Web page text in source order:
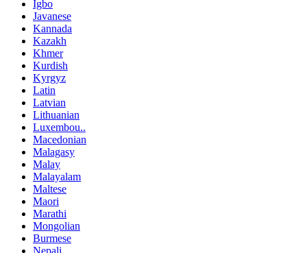
Igbo
Javanese
Kannada
Kazakh
Khmer
Kurdish
Kyrgyz
Latin
Latvian
Lithuanian
Luxembou..
Macedonian
Malagasy
Malay
Malayalam
Maltese
Maori
Marathi
Mongolian
Burmese